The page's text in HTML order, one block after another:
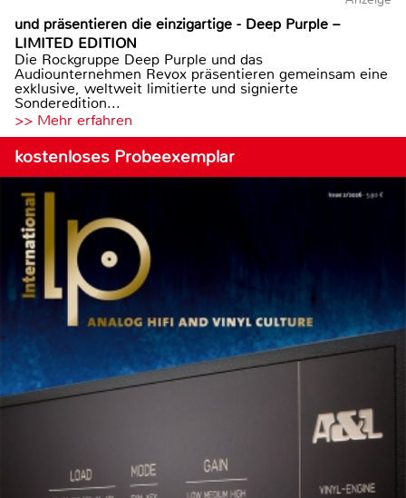
und präsentieren die einzigartige - Deep Purple –
LIMITED EDITION
Die Rockgruppe Deep Purple und das
Audiounternehmen Revox präsentieren gemeinsam eine
exklusive, weltweit limitierte und signierte
Sonderedition...
>> Mehr erfahren
kostenloses Probeexemplar